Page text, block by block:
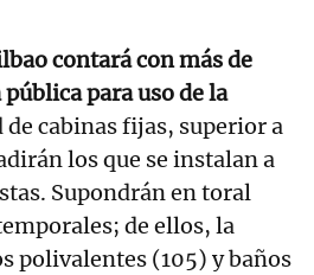
contará con más de
para uso de la
de cabinas fijas, superior a
los que se instalan a
Supondrán en toral
de ellos, la
polivalentes (105) y baños